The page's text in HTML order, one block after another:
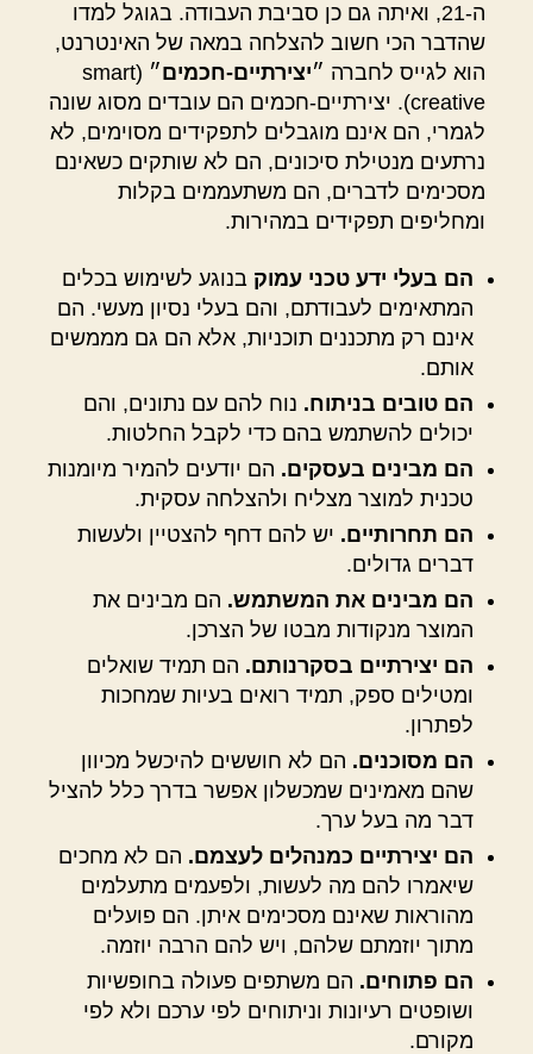
ה-21, ואיתה גם כן סביבת העבודה. בגוגל למדו
שהדבר הכי חשוב להצלחה במאה של האינטרנט,
הוא לגייס לחברה ״יצירתיים-חכמים
״ (smart
creative). יצירתיים-חכמים הם עובדים מסוג שונה
לגמרי, הם אינם מוגבלים לתפקידים מסוימים, לא
נרתעים מנטילת סיכונים, הם לא שותקים כשאינם
מסכימים לדברים, הם משתעממים בקלות
ומחליפים תפקידים במהירות.
הם בעלי ידע טכני עמוק בנוגע לשימוש בכלים
המתאימים לעבודתם, והם בעלי נסיון מעשי. הם
אינם רק מתכננים תוכניות, אלא הם גם מממשים
אותם.
הם טובים בניתוח. נוח להם עם נתונים, והם
יכולים להשתמש בהם כדי לקבל החלטות.
הם מבינים בעסקים. הם יודעים להמיר מיומנות
טכנית למוצר מצליח ולהצלחה עסקית.
הם תחרותיים. יש להם דחף להצטיין ולעשות
דברים גדולים.
הם מבינים את המשתמש. הם מבינים את
המוצר מנקודות מבטו של הצרכן.
הם יצירתיים בסקרנותם. הם תמיד שואלים
ומטילים ספק, תמיד רואים בעיות שמחכות
לפתרון.
הם מסוכנים. הם לא חוששים להיכשל מכיוון
שהם מאמינים שמכשלון אפשר בדרך כלל להציל
דבר מה בעל ערך.
הם יצירתיים כמנהלים לעצמם. הם לא מחכים
שיאמרו להם מה לעשות, ולפעמים מתעלמים
מהוראות שאינם מסכימים איתן. הם פועלים
מתוך יוזמתם שלהם, ויש להם הרבה יוזמה.
הם פתוחים. הם משתפים פעולה בחופשיות
ושופטים רעיונות וניתוחים לפי ערכם ולא לפי
מקורם.